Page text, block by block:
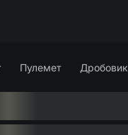
Пулемет Дробовик